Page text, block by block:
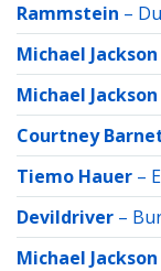
Rammstein –
Michael
Michael
Courtney
Tiemo Hauer –
Devildriver –
Michael